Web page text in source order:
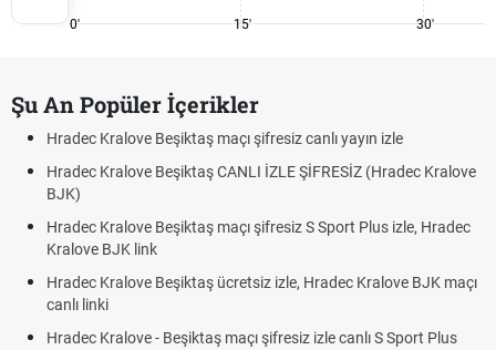
0' 15' 30'
Şu An Popüler İçerikler
Hradec Kralove Beşiktaş maçı şifresiz canlı yayın izle
Hradec Kralove Beşiktaş CANLI İZLE ŞİFRESİZ (Hradec Kralove
BJK)
Hradec Kralove Beşiktaş maçı şifresiz S Sport Plus izle, Hradec
Kralove BJK link
Hradec Kralove Beşiktaş ücretsiz izle, Hradec Kralove BJK maçı
canlı linki
Hradec Kralove - Beşiktaş maçı şifresiz izle canlı S Sport Plus